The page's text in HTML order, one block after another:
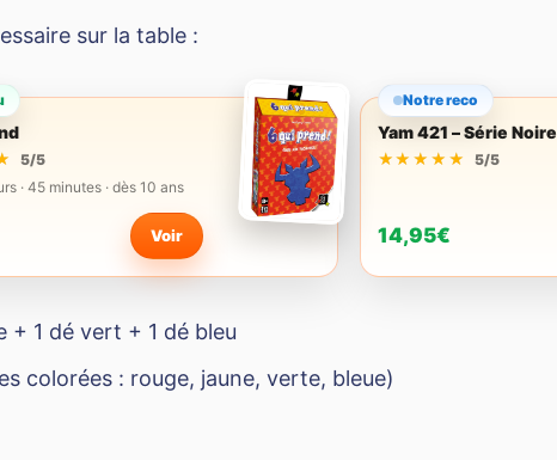
sur la table :
5/5
· 45 minutes · dès 10 ans
Voir
Notre reco
Yam 421 – Série Noire
★★★★★
★★★★★ 5/5
14,95€
+ 1 dé vert + 1 dé bleu
colorées : rouge, jaune, verte, bleue)